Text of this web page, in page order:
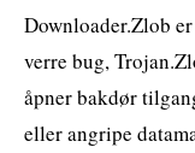
Downloader.Zlob
verre bug,
åpner bakdør
eller angripe